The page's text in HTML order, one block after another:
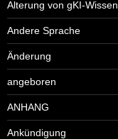
Alterung von gKI-Wissen
Andere Sprache
Änderung
angeboren
ANHANG
Ankündigung